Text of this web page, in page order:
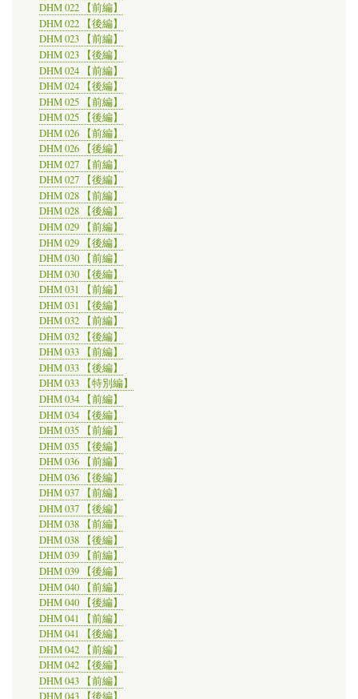
DHM 022 【前編】
DHM 022 【後編】
DHM 023 【前編】
DHM 023 【後編】
DHM 024 【前編】
DHM 024 【後編】
DHM 025 【前編】
DHM 025 【後編】
DHM 026 【前編】
DHM 026 【後編】
DHM 027 【前編】
DHM 027 【後編】
DHM 028 【前編】
DHM 028 【後編】
DHM 029 【前編】
DHM 029 【後編】
DHM 030 【前編】
DHM 030 【後編】
DHM 031 【前編】
DHM 031 【後編】
DHM 032 【前編】
DHM 032 【後編】
DHM 033 【前編】
DHM 033 【後編】
DHM 033 【特別編】
DHM 034 【前編】
DHM 034 【後編】
DHM 035 【前編】
DHM 035 【後編】
DHM 036 【前編】
DHM 036 【後編】
DHM 037 【前編】
DHM 037 【後編】
DHM 038 【前編】
DHM 038 【後編】
DHM 039 【前編】
DHM 039 【後編】
DHM 040 【前編】
DHM 040 【後編】
DHM 041 【前編】
DHM 041 【後編】
DHM 042 【前編】
DHM 042 【後編】
DHM 043 【前編】